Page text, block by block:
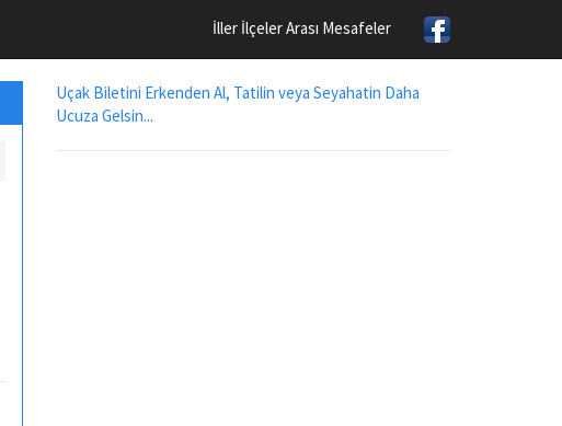
İller İlçeler Arası Mesafeler
Uçak Biletini Erkenden Al, Tatilin veya Seyahatin Daha
Ucuza Gelsin...